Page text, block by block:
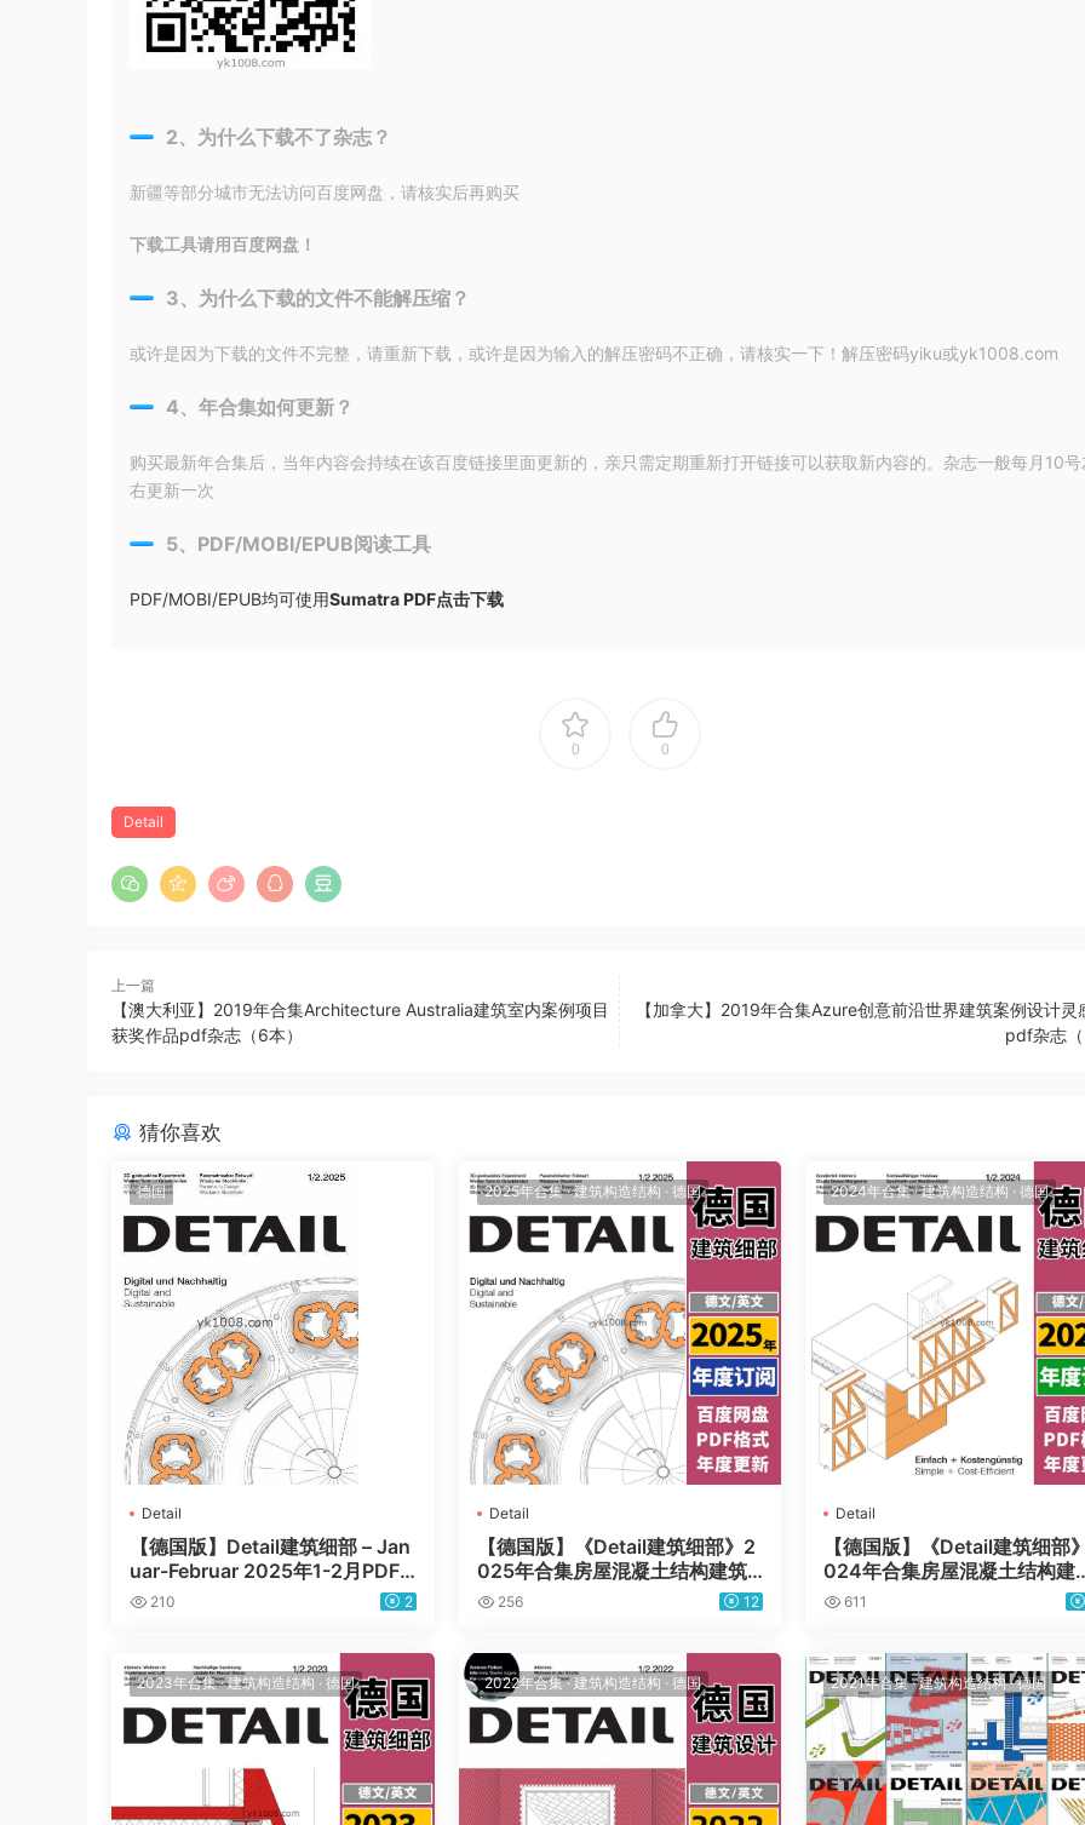
2、为什么下载不了杂志？
新疆等部分城市无法访问百度网盘，请核实后再购买
下载工具请用百度网盘！
3、为什么下载的文件不能解压缩？
或许是因为下载的文件不完整，请重新下载，或许是因为输入的解压密码不正确，请核实一下！解压密码yiku或yk1008.com
4、年合集如何更新？
购买最新年合集后，当年内容会持续在该百度链接里面更新的，亲只需定期重新打开链接可以获取新内容的。杂志一般每月10号
右更新一次
5、PDF/MOBI/EPUB阅读工具
PDF/MOBI/EPUB均可使用Sumatra PDF点击下载
0 0
Detail
上一篇
【澳大利亚】2019年合集Architecture Australia建筑室内案例项目
获奖作品pdf杂志（6本）
【加拿大】2019年合集Azure创意前沿世界建筑案例设计灵
pdf杂志
猜你喜欢
德国
Detail
【德国版】Detail建筑细部 – Jan
uar-Februar 2025年1-2月PDF
电子版
210 2
2025年合集·建筑构造结构 · 德国
Detail
【德国版】《Detail建筑细部》2
025年合集房屋混凝土结构建筑
师土木工程师节点细节剖面PDF
256 12
2024年合集·建筑构造结构 ·德国
Detail
【德国版】《Detail建筑细部
024年合集房屋混凝土结构建
师土木工程师节点细节剖面
611
2023年合集·建筑构造结构 · 德国 2022年合集· 建筑构造结构 · 德国 2021年合集·建筑构造结构·德国